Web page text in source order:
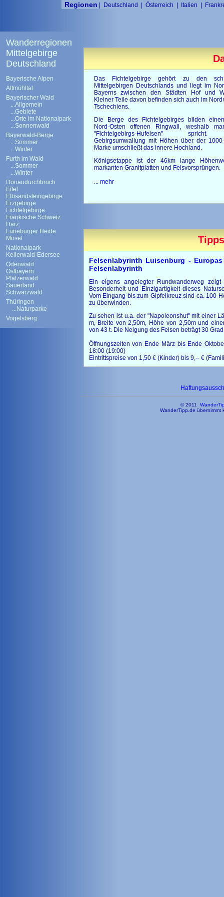
Regionen Deutschland Österreich Italien
Wanderregionen
Mittelgebirge
Deutschland
Bayerische Alpen
Altmühltal
Bayerischer Wald
...Allgemein
...Gebiete
...Orte im Nationalpark
...Sonnenwald
Bayerwald-Berge
...Sommer
...Winter
Furth im Wald
...Sommer
...Winter
Donaudurchbruch
Eifel
Elbsandsteingebirge
Erzgebirge
Fichtelgebirge
Fränkische Schweiz
Harz
Lüneburger Heide
Mosel
Nationalpark
Kellerwald-Edersee
Odenwald
Ostbayern
Pfälzerwald
Sauerland
Schwarzwald
Thüringen
...Naturparke
Vogelsberg
Das Fichtelgebirge gehört zu den
Mittelgebirgen Deutschlands und liegt im
Bayerns zwischen den Städten Hof und
Kleiner Teile davon befinden sich auch im
Tschechiens.
Die Berge des Fichtelgebirges bilden
Nord-Osten offenen Ringwall, weshalb
"Fichtelgebirgs-Hufeisen"
Gebirgsumwallung mit Höhen über der
Marke umschließt das innere Hochland.
Königsetappe ist der 46km lange
markanten Granitplatten und Felsvorsprüngen.
... mehr
Felsenlabyrinth Luisenburg -
Felsenlabyrinth
Ein eigens angelegter Rundwanderweg
Besonderheit und Einzigartigkeit dieses
Vom Eingang bis zum Gipfelkreuz sind ca. 100
zu überwinden.
Zu sehen ist u.a. der "Napoleonshut" mit einer
m, Breite von 2,50m, Höhe von 2,50m und
von 43 t. Die Neigung des Felsen beträgt 30
Öffnungszeiten von Ende März bis Ende
18:00 (19:00)
Eintrittspreise von 1,50 € (Kinder) bis 9,-- €
© 2011
WanderTipp.de übernimmt